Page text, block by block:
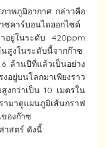
าพภูมิอากาศ กล่าวคือ
ซคาร์บอนไดออกไซด์
อยู่ในระดับ 420ppm
สูงในระดับนี้จากก๊าซ
ล้านปีที่แล้วเป็นอย่าง
ยู่บนโลกมาเพียงราว
งกว่าเป็น 10 เมตรใน
มาดูแผนภูมิเส้นกราฟ
องก๊าซ
าสตร์ ดังนี้: